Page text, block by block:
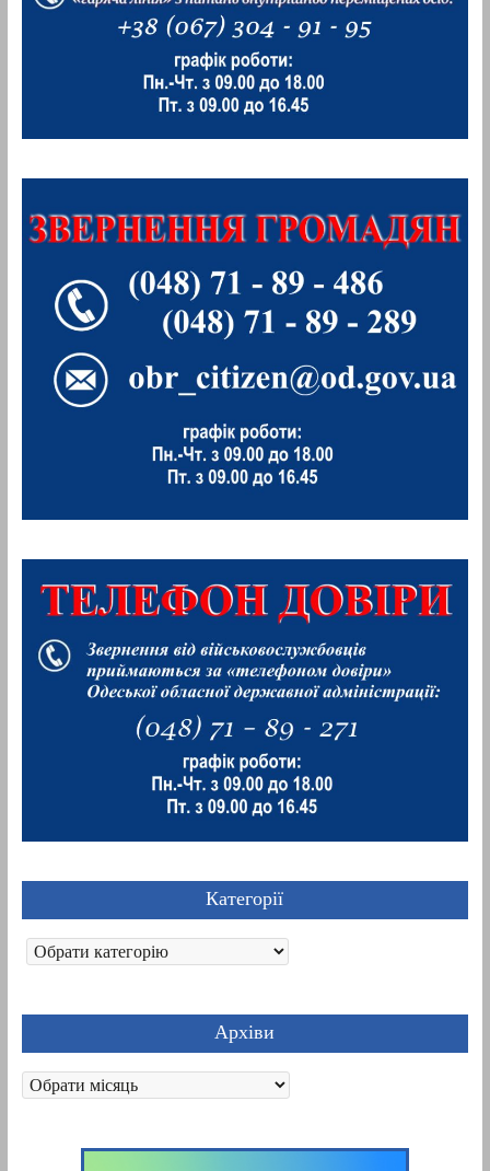
Категорії
Категорії
Архіви
Архіви